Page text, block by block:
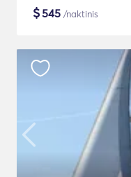
$545 /naktinis